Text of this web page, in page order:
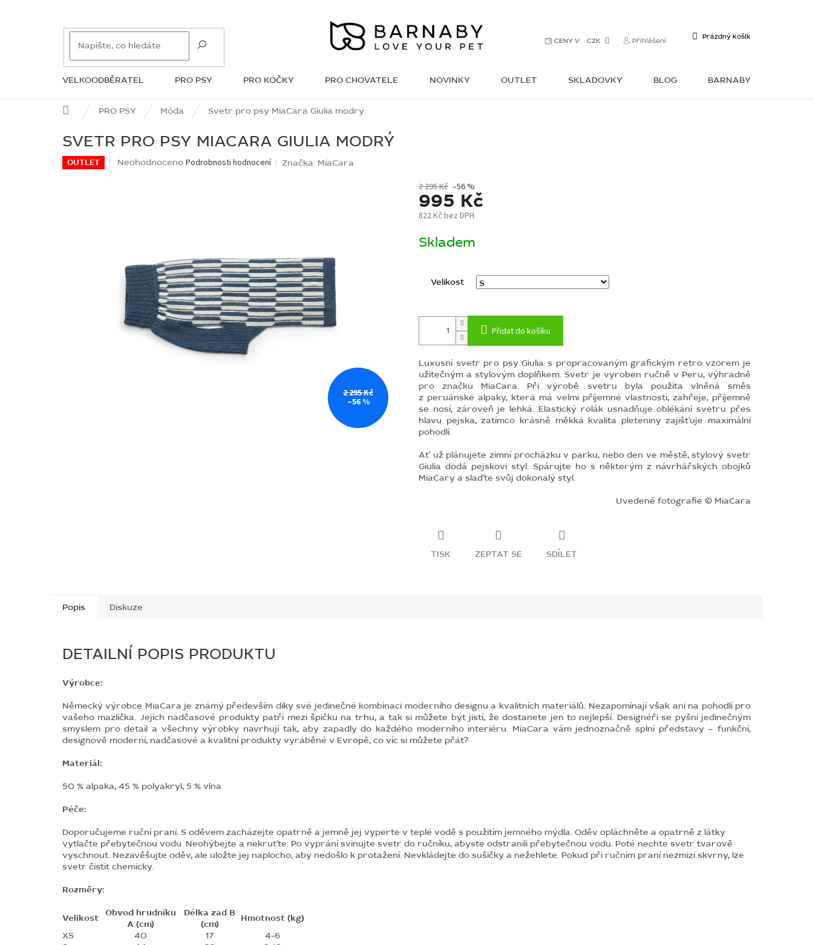
CENY V: CZK Přihlášení
NÁKUPNÍ
Prázdný košík
VELKOODBĚRATEL PRO PSY PRO KOČKY PRO CHOVATELE NOVINKY OUTLET SKLADOVKY BLOG BARNABY
ZNAČKY
Domů PRO PSY Móda Svetr pro psy MiaCara Giulia modrý
SVETR PRO PSY MIACARA GIULIA MODRÝ
OUTLET
Průměrné
Neohodnoceno Podrobnosti hodnocení Značka: MiaCara
2 295 Kč
–56 %
2 295 Kč –56 %
995 Kč
822 Kč bez DPH
cena:
Skladem
Velikost
Přidat do košíku
Luxusní svetr pro psy Giulia s propracovaným grafickým retro vzorem je
užitečným a stylovým doplňkem. Svetr je vyroben ručně v Peru, výhradně
pro značku MiaCara. Při výrobě svetru byla použita vlněná směs
z peruánské alpaky, která má velmi příjemné vlastnosti, zahřeje, příjemně
se nosí, zároveň je lehká. Elastický rolák usnadňuje oblékání svetru přes
hlavu pejska, zatímco krásně měkká kvalita pleteniny zajišťuje maximální
pohodlí.
Ať už plánujete zimní procházku v parku, nebo den ve městě, stylový svetr
Giulia dodá pejskovi styl. Spárujte ho s některým z návrhářských obojků
MiaCary a slaďte svůj dokonalý styl.
Uvedené fotografie © MiaCara
TISK ZEPTAT SE SDÍLET
Popis Diskuze
DETAILNÍ POPIS PRODUKTU
Výrobce:
Německý výrobce MiaCara je známý především díky své jedinečné kombinaci moderního designu a kvalitních materiálů. Nezapomínají však ani na pohodlí pro
vašeho mazlíčka. Jejich nadčasové produkty patří mezi špičku na trhu, a tak si můžete být jistí, že dostanete jen to nejlepší. Designéři se pyšní jedinečným
smyslem pro detail a všechny výrobky navrhují tak, aby zapadly do každého moderního interiéru. MiaCara vám jednoznačně splní představy – funkční,
designově moderní, nadčasové a kvalitní produkty vyráběné v Evropě, co víc si můžete přát?
Materiál:
50 % alpaka, 45 % polyakryl, 5 % vlna
Péče:
Doporučujeme ruční praní. S oděvem zacházejte opatrně a jemně jej vyperte v teplé vodě s použitím jemného mýdla. Oděv opláchněte a opatrně z látky
vytlačte přebytečnou vodu. Neohýbejte a nekruťte. Po vyprání svinujte svetr do ručníku, abyste odstranili přebytečnou vodu. Poté nechte svetr tvarově
vyschnout. Nezavěšujte oděv, ale uložte jej naplocho, aby nedošlo k protažení. Nevkládejte do sušičky a nežehlete. Pokud při ručním praní nezmizí skvrny, lze
svetr čistit chemicky.
Rozměry:
Velikost
Obvod hrudníku
A (cm)
Délka zad B
(cm)
Hmotnost (kg)
XS
40 17
4-6